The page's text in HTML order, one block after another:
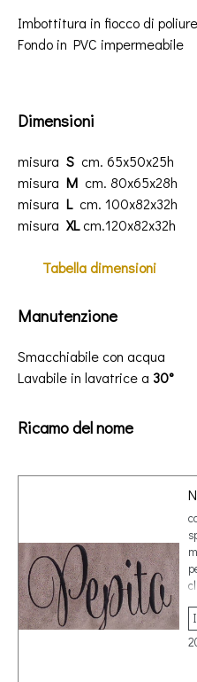
Imbottitura in fiocco di
Fondo in PVC impermeabile
Dimensioni
misura S cm. 65x50x25h
misura M cm. 80x65x28h
misura L cm. 100x82x32h
misura XLcm.120x82x32h
Tabelladimensioni
Manutenzione
Smacchiabile con acqua
Lavabile in lavatrice a 30°
Ricamo del nome